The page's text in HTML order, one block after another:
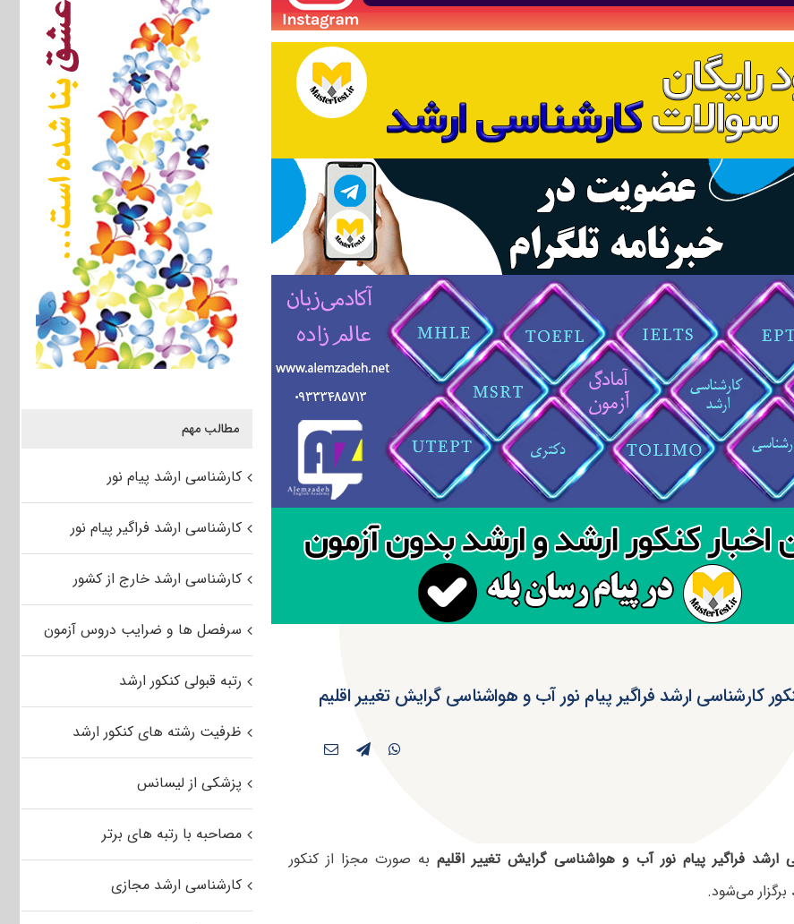
کارشناسی ارشد فراگیر پیام نور آب و هواشناسی گرایش تغییر اقلیم
ارشد فراگیر پیام نور آب و هواشناسی گرایش تغییر اقلیمبه صورت مجزا از کنکور
برگزار می‌شود.
مطالب مهم
کارشناسی ارشد پیام نور
کارشناسی ارشد فراگیر پیام نور
کارشناسی ارشد خارج از کشور
سرفصل ها و ضرایب دروس آزمون
رتبه قبولی کنکور ارشد
ظرفیت رشته های کنکور ارشد
پزشکی از لیسانس
مصاحبه با رتبه های برتر
کارشناسی ارشد مجازی